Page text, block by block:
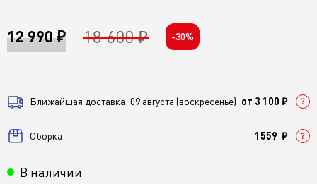
12 990 ₽ 18 600 ₽ -30%
Ближайшая доставка: 09 августа (воскресенье) от 3 100 ₽
Cборка 1559 ₽
В наличии